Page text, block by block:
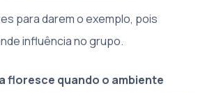
para darem o exemplo, pois
influência no grupo.
floresce quando o ambiente